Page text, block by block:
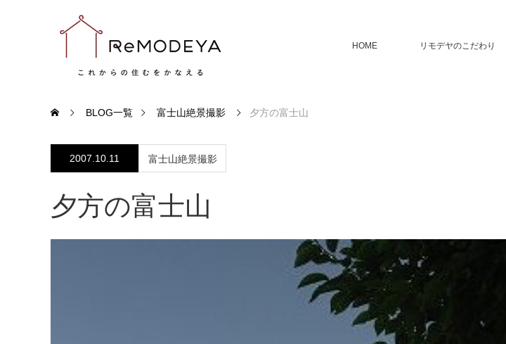
HOME リモデヤのこだわり
BLOG一覧 富士山絶景撮影 夕方の富士山
2007.10.11 富士山絶景撮影
夕方の富士山